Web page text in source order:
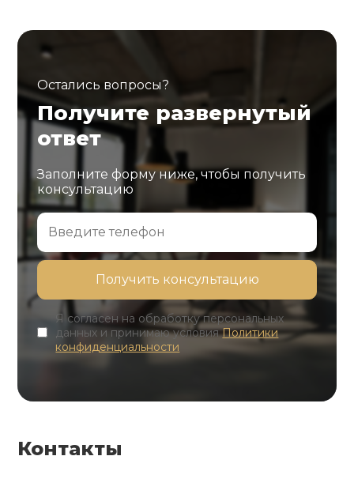
Остались вопросы?
Получите развернутый
ответ
Заполните форму ниже, чтобы получить
консультацию
Я согласен на обработку персональных
данных и принимаю условияПолитики
конфиденциальности
Контакты